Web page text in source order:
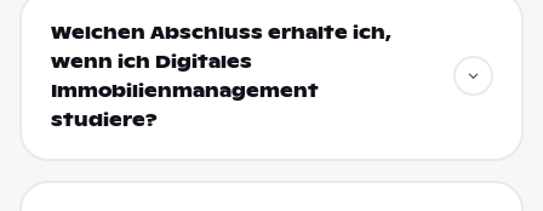
Welchen Abschluss erhalte ich,
wenn ich Digitales
Immobilienmanagement
studiere?